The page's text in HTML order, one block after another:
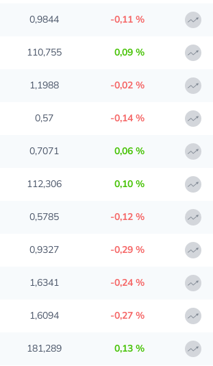
0,9844 -0,11 %
110,755 0,09 %
1,1988 -0,02 %
0,57 -0,14 %
0,7071 0,06 %
112,306 0,10 %
0,5785 -0,12 %
0,9327 -0,29 %
1,6341 -0,24 %
1,6094 -0,27 %
181,289 0,13 %